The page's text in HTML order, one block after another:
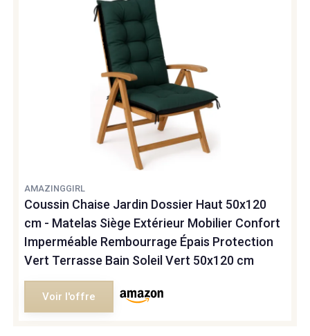
AMAZINGGIRL
Coussin Chaise Jardin Dossier Haut 50x120
cm - Matelas Siège Extérieur Mobilier Confort
Imperméable Rembourrage Épais Protection
Vert Terrasse Bain Soleil Vert 50x120 cm
Voir l'offre